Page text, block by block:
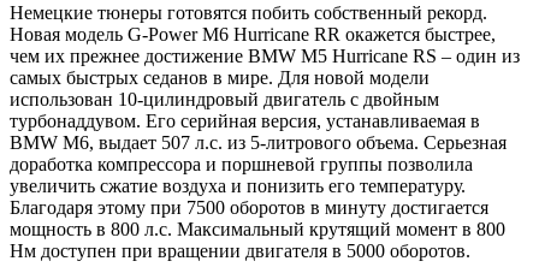
Немецкие тюнеры готовятся побить собственный рекорд.
Новая модель G-Power M6 Hurricane RR окажется быстрее,
чем их прежнее достижение BMW M5 Hurricane RS – один из
самых быстрых седанов в мире. Для новой модели
использован 10-цилиндровый двигатель с двойным
турбонаддувом. Его серийная версия, устанавливаемая в
BMW M6, выдает 507 л.с. из 5-литрового объема. Серьезная
доработка компрессора и поршневой группы позволила
увеличить сжатие воздуха и понизить его температуру.
Благодаря этому при 7500 оборотов в минуту достигается
мощность в 800 л.с. Максимальный крутящий момент в 800
Нм доступен при вращении двигателя в 5000 оборотов.